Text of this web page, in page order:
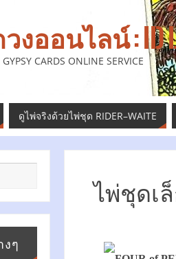
วงออนไลน์ : ID
CARDS ONLINE SERVICE
ดูไพ่จริงด้วยไพ่ชุด RIDER–WAITE
ไพ่ชุดเ
ๆ